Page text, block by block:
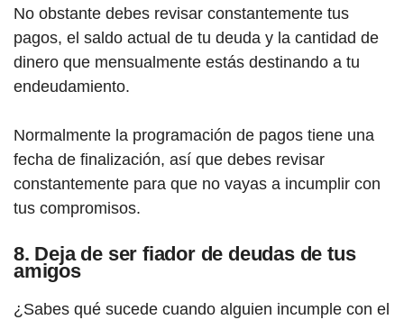
No obstante debes revisar constantemente tus
pagos, el saldo actual de tu deuda y la cantidad de
dinero que mensualmente estás destinando a tu
endeudamiento.
Normalmente la programación de pagos tiene una
fecha de finalización, así que debes revisar
constantemente para que no vayas a incumplir con
tus compromisos.
8. Deja de ser fiador de deudas de tus
amigos
¿Sabes qué sucede cuando alguien incumple con el